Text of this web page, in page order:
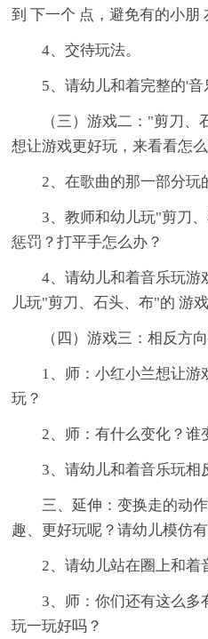
到 下一个 点，避免有的小朋
4、交待玩法。
5、请幼儿和着完整的'音
（三）游戏二："剪刀
想让游戏更好玩，来看看怎么
2、在歌曲的那一部分玩
3、教师和幼儿玩"剪刀
惩罚？打平手怎么办？
4、请幼儿和着音乐玩游
儿玩"剪刀、石头、布"的 游戏
（四）游戏三：相反方
1、师：小红小兰想让游
玩？
2、师：有什么变化？谁
3、请幼儿和着音乐玩相
三、延伸：变换走的动
趣、更好玩呢？请幼儿模仿有
2、请幼儿站在圈上和着
3、师：你们还有这么多
玩一玩好吗？